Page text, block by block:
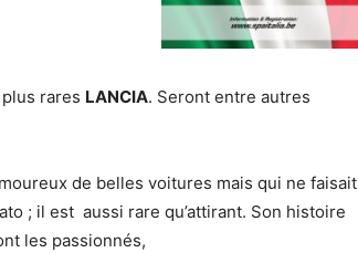
rares LANCIA. Seront entre autres
de belles voitures mais qui ne faisait
; il est aussi rare qu’attirant. Son histoire
les passionnés,